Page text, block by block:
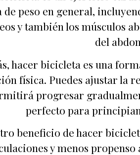
peso en general,
y también los músculos
del
hacer bicicleta es una
física. Puedes ajustar la
progresar
perfecto para
beneficio de hacer
y menos